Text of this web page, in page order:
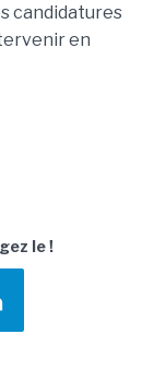
candidatures
en
le !